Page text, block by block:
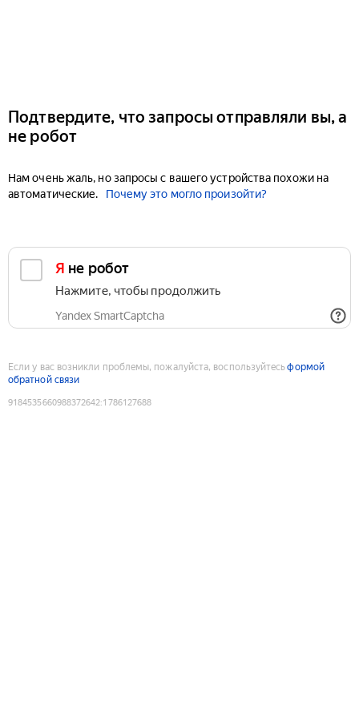
Подтвердите, что запросы отправляли вы, а
не робот
Нам очень жаль, но запросы с вашего устройства похожи на
автоматические.
Почему это могло произойти?
Я не робот
Нажмите, чтобы продолжить
Yandex SmartCaptcha
Если у вас возникли проблемы, пожалуйста, воспользуйтесьформой
обратной связи
9184535660988372642:1786127688